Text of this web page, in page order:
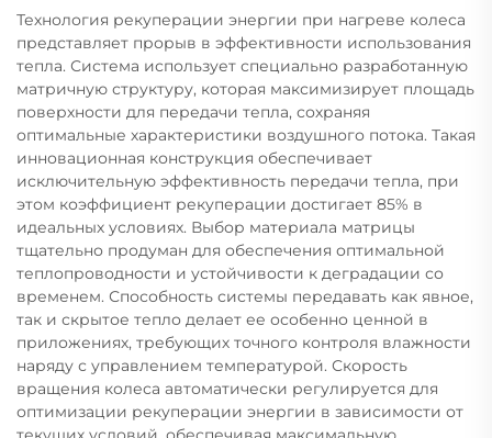
Технология рекуперации энергии при нагреве колеса
представляет прорыв в эффективности использования
тепла. Система использует специально разработанную
матричную структуру, которая максимизирует площадь
поверхности для передачи тепла, сохраняя
оптимальные характеристики воздушного потока. Такая
инновационная конструкция обеспечивает
исключительную эффективность передачи тепла, при
этом коэффициент рекуперации достигает 85% в
идеальных условиях. Выбор материала матрицы
тщательно продуман для обеспечения оптимальной
теплопроводности и устойчивости к деградации со
временем. Способность системы передавать как явное,
так и скрытое тепло делает ее особенно ценной в
приложениях, требующих точного контроля влажности
наряду с управлением температурой. Скорость
вращения колеса автоматически регулируется для
оптимизации рекуперации энергии в зависимости от